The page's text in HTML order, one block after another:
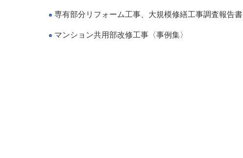
専有部分リフォーム工事、大規模修繕工事調査報告書
マンション共用部改修工事〈事例集〉